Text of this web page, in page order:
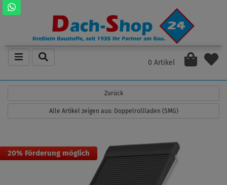
0 Artikel
Zurück
Alle Artikel zeigen aus: Doppelrollladen (SMG)
20% Förderung möglich